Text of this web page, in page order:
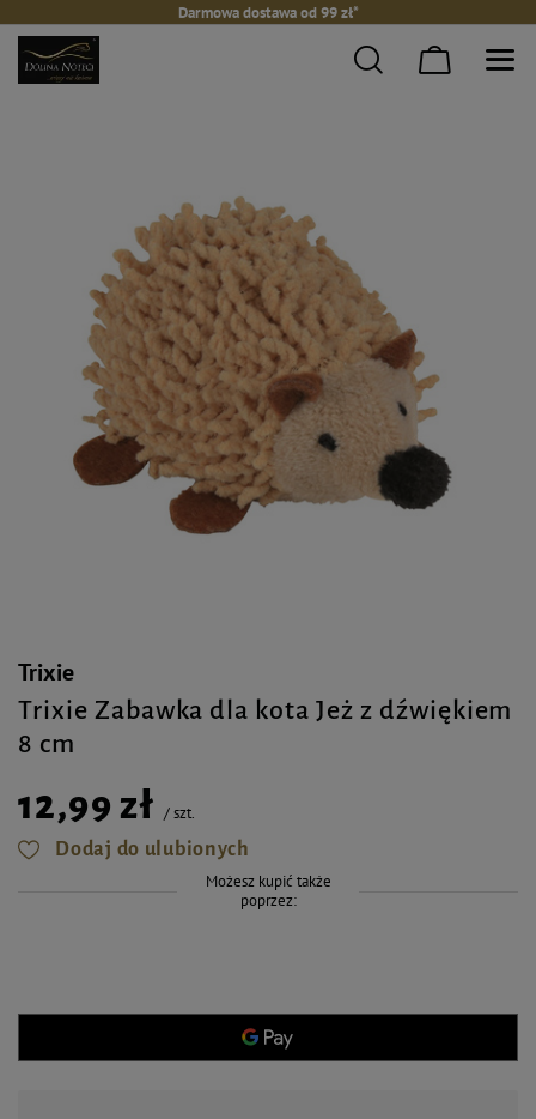
Darmowa dostawa od 99 zł*
Trixie
Trixie Zabawka dla kota Jeż z dźwiękiem
8 cm
12,99 zł /szt.
Dodaj do ulubionych
Możesz kupić także
poprzez: